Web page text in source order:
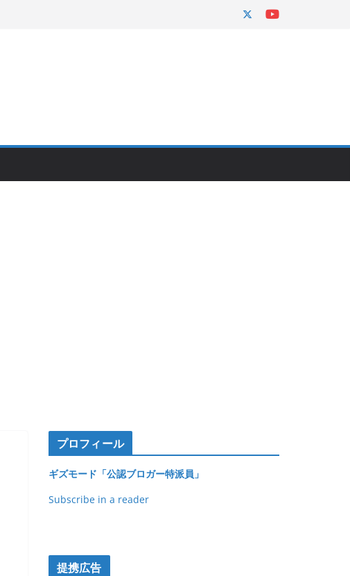
プロフィール
ギズモード「公認ブロガー特派員」
Subscribe in a reader
提携広告